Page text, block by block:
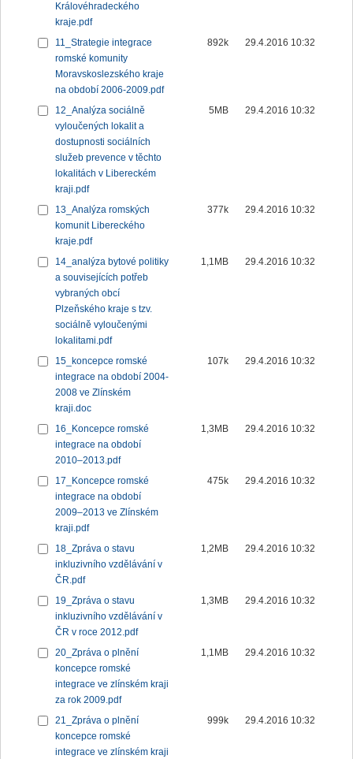
Královéhradeckého
kraje.pdf
11_Strategie integrace
romské komunity
Moravskoslezského kraje
na období 2006-2009.pdf
892k 29.4.2016 10:32
12_Analýza sociálně
vyloučených lokalit a
dostupnosti sociálních
služeb prevence v těchto
lokalitách v Libereckém
kraji.pdf
5MB 29.4.2016 10:32
13_Analýza romských
komunit Libereckého
kraje.pdf
377k 29.4.2016 10:32
14_analýza bytové politiky
a souvisejících potřeb
vybraných obcí
Plzeňského kraje s tzv.
sociálně vyloučenými
lokalitami.pdf
1,1MB 29.4.2016 10:32
15_koncepce romské
integrace na období 2004-
2008 ve Zlínském
kraji.doc
107k 29.4.2016 10:32
16_Koncepce romské
integrace na období
2010–2013.pdf
1,3MB 29.4.2016 10:32
17_Koncepce romské
integrace na období
2009–2013 ve Zlínském
kraji.pdf
475k 29.4.2016 10:32
18_Zpráva o stavu
inkluzivního vzdělávání v
ČR.pdf
1,2MB 29.4.2016 10:32
19_Zpráva o stavu
inkluzivního vzdělávání v
ČR v roce 2012.pdf
1,3MB 29.4.2016 10:32
20_Zpráva o plnění
koncepce romské
integrace ve zlínském kraji
za rok 2009.pdf
1,1MB 29.4.2016 10:32
21_Zpráva o plnění
koncepce romské
integrace ve zlínském kraji
999k 29.4.2016 10:32